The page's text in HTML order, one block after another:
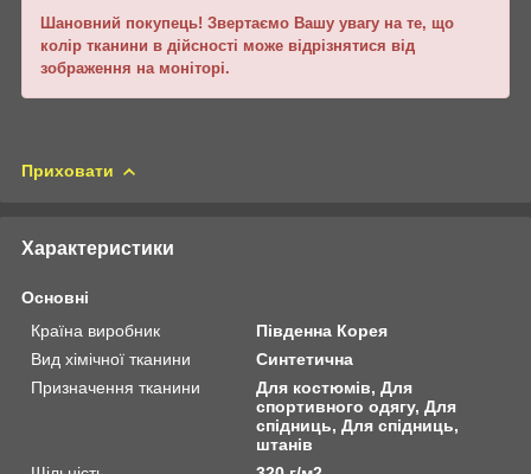
Шановний покупець! Звертаємо Вашу увагу на те, що
колір тканини в дійсності може відрізнятися від
зображення на моніторі.
Приховати
Характеристики
Основні
Країна виробник
Південна Корея
Вид хімічної тканини
Синтетична
Призначення тканини
Для костюмів, Для
спортивного одягу, Для
спідниць, Для спідниць,
штанів